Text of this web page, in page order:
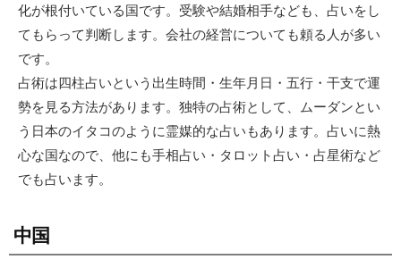
化が根付いている国です。受験や結婚相手なども、占いをし
てもらって判断します。会社の経営についても頼る人が多い
です。
占術は四柱占いという出生時間・生年月日・五行・干支で運
勢を見る方法があります。独特の占術として、ムーダンとい
う日本のイタコのように霊媒的な占いもあります。占いに熱
心な国なので、他にも手相占い・タロット占い・占星術など
でも占います。
中国